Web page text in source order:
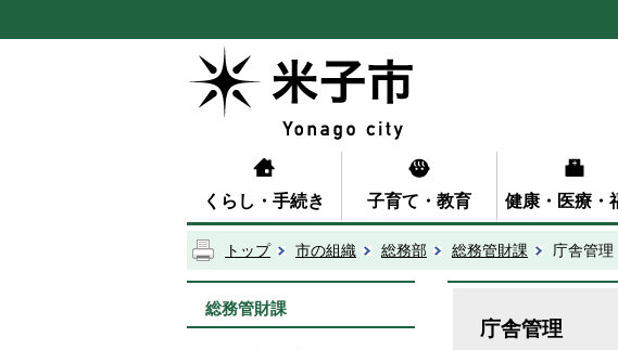
くらし・手続き 子育て・教育 健康・医療・
トップ 市の組織 総務部 総務管財課 庁舎管理
総務管財課
庁舎管理